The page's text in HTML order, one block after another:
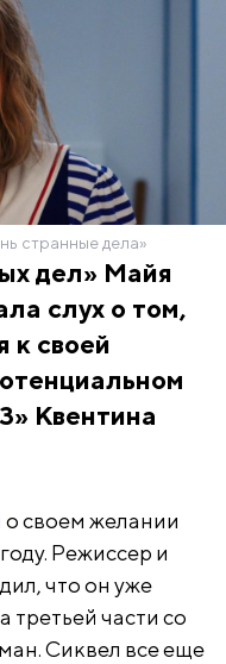
странные дела»
дел» Майя
слух о том,
к своей
Квентина
о своем желании
Режиссер и
что он уже
третьей части со
Сиквел все еще